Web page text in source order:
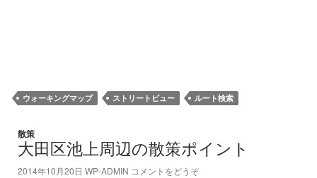
ウォーキングマップ ストリートビュー ルート検索
散策
大田区池上周辺の散策ポイント
2014年10月20日 WP-ADMIN コメントをどうぞ